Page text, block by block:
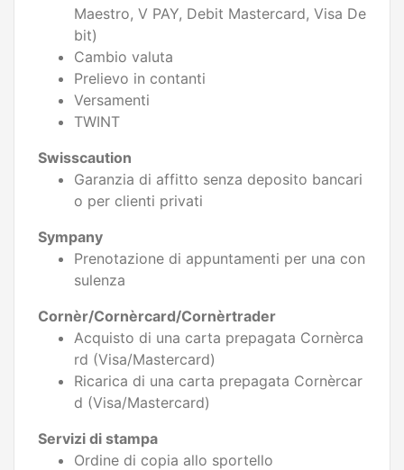
Maestro, V PAY, Debit Mastercard, Visa De
bit)
Cambio valuta
Prelievo in contanti
Versamenti
TWINT
Swisscaution
Garanzia di affitto senza deposito bancari
o per clienti privati
Sympany
Prenotazione di appuntamenti per una con
sulenza
Cornèr/Cornèrcard/Cornèrtrader
Acquisto di una carta prepagata Cornèrca
rd (Visa/Mastercard)
Ricarica di una carta prepagata Cornèrcar
d (Visa/Mastercard)
Servizi di stampa
Ordine di copia allo sportello